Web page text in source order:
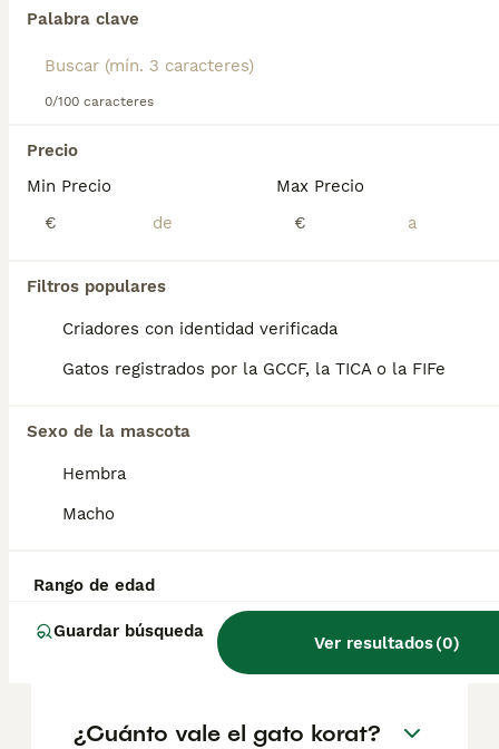
Palabra clave
0/100 caracteres
Precio
Min Precio
€
Max Precio
€
Filtros populares
Criadores con identidad verificada
Gatos registrados por la GCCF, la TICA o la FIFe
Sexo de la mascota
Hembra
Macho
Rango de edad
Guardar búsqueda
Ver resultados(0)
obtener información sobre esta raza de gato.
Encontramos 0 Korat Gatos y gatitos en
venta en Guipúzcoa.
Guardar búsqueda
Preguntas frecuentes
¿Diferencia entre korat y
azul ruso?
El gato korat tiene unas características
monocapa, una forma más redondeada y los
esmeralda. La cabeza tiene una forma de
¿Son raros los gatos Korat?
¿Cuánto vale el gato korat?